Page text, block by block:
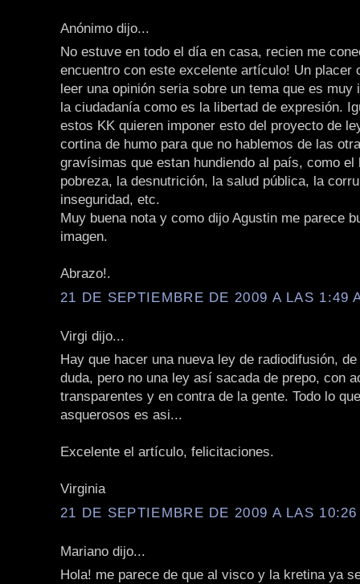
Anónimo dijo...
No estuve en todo el día en casa, recien me
encuentro con este excelente artículo! Un placer
leer una opinión seria sobre un tema que es muy
la ciudadanía como es la libertad de expresión.
estos KK quieren imponer esto del proyecto de
cortina de humo para que no hablemos de las
gravísimas que estan hundiendo al país, como el
pobreza, la desnutrición, la salud pública, la
inseguridad, etc.
Muy buena nota y como dijo Agustin me parece
imagen.
Abrazo!.
21 DE SEPTIEMBRE DE 2009 A LAS 1:49
Virgi dijo...
Hay que hacer una nueva ley de radiodifusión,
duda, pero no una ley así sacada de prepo, con
transparentes y en contra de la gente. Todo lo
asquerosos es asi...
Excelente el artículo, felicitaciones.
Virginia
21 DE SEPTIEMBRE DE 2009 A LAS
Mariano dijo...
Hola! me parece de que al visco y la kretina ya